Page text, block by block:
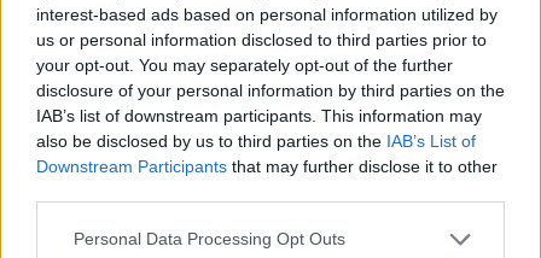
interest-based ads based on personal information utilized by
us or personal information disclosed to third parties prior to
your opt-out. You may separately opt-out of the further
disclosure of your personal information by third parties on the
IAB’s list of downstream participants. This information may
also be disclosed by us to third parties on the IAB’s List of
Downstream Participants that may further disclose it to other
Please note that this website/app uses one or more Google
Personal Data Processing Opt Outs
ΕΛΛΆΔΑ
Ισχυροί άνεμοι έως 9 μποφόρ και πολύ υψηλές
θερμοκρασίες -Συναγερμός για πυρκαγιές τις επόμενες
ημέρες
ΑΝΑΡΤΗΘΗΚΕ ΑΠΟΕΛΕΑΝΑ ΖΑΜΠΑΡΑ 8 ΑΥΓΟΎΣΤΟΥ 2026